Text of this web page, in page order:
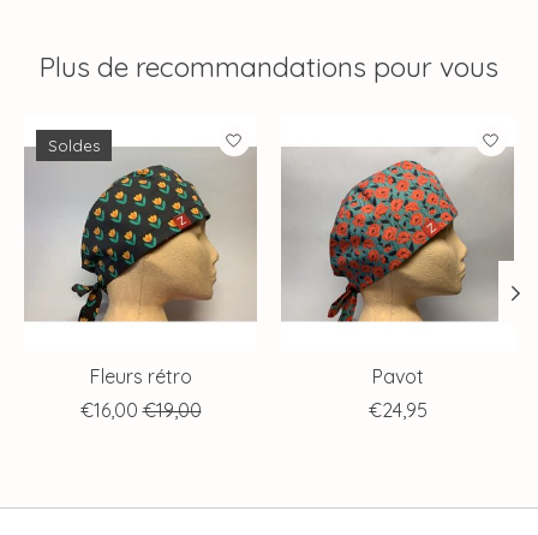
Plus de recommandations pour vous
Articles du carrousel de produits
Soldes
Fleurs rétro
€16,00 €19,00
Pavot
€24,95